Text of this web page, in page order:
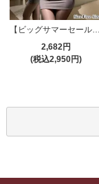
2,682円
(税込2,950円)